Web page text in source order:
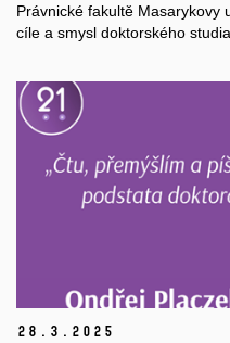
Právnické fakultě Masarykovy
cíle a smysl doktorského
28. 3. 2025